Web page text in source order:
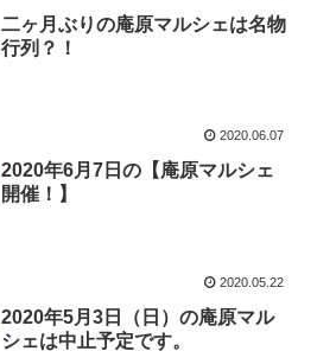
二ヶ月ぶりの庵原マルシェは名物
行列？！
2020.06.07
2020年6月7日の【庵原マルシェ
開催！】
2020.05.22
2020年5月3日（日）の庵原マル
シェは中止予定です。